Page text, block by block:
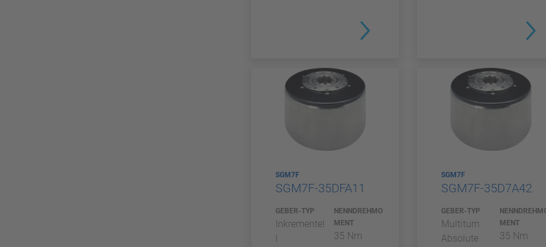
SGM7F
SGM7F-35DFA11
GEBER-TYP
Inkrementel
NENNDREHMO
MENT
35 Nm
SGM7F
SGM7F-35D7A42
GEBER-TYP
Multiturn
Absolute
MENT
35 Nm